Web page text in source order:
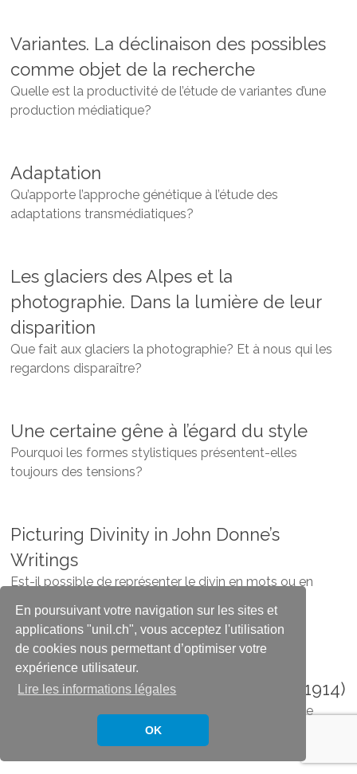
En poursuivant votre navigation sur les sites et
applications "unil.ch", vous acceptez l'utilisation
de cookies nous permettant d’optimiser votre
expérience utilisateur.
Lire les informations légales
OK
Variantes. La déclinaison des possibles
comme objet de la recherche
Quelle est la productivité de l’étude de variantes d’une
production médiatique?
Adaptation
Qu’apporte l’approche génétique à l’étude des
adaptations transmédiatiques?
Les glaciers des Alpes et la
photographie. Dans la lumière de leur
disparition
Que fait aux glaciers la photographie? Et à nous qui les
regardons disparaître?
Une certaine gêne à l’égard du style
Pourquoi les formes stylistiques présentent-elles
toujours des tensions?
Picturing Divinity in John Donne’s
Writings
Est-il possible de représenter le divin en mots ou en
La Suisse et les Empires. Affirmation
d’une puissance économique (1857-1914)
Comment la Suisse est-elle devenue une puissance
économique d’envergure mondiale?